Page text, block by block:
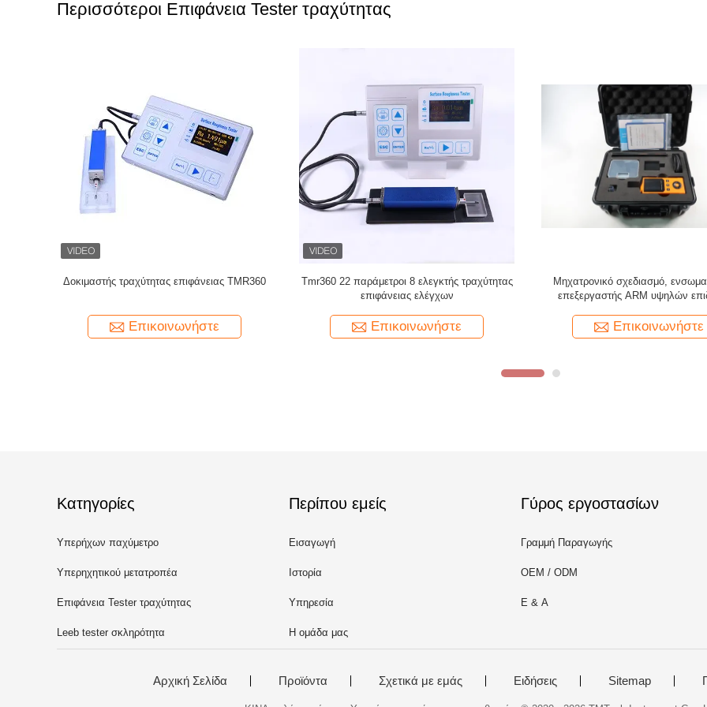
Περισσότεροι Επιφάνεια Tester τραχύτητας
Ra=5.84um Κλασικό τεστ ανθεκτικότητας
Επικοινωνήστε
TR220 Μέτρο τραχύτητας επιφάνειας/Μέτρο
προφίλ επιφάνειας/Τραχύτητα επιφάνειας
Επικοινωνήστε
Σύνθετο σύνολο προτύπων
τραχύτητας επιφάνειας
Επικοινωνήστε
Κατηγορίες
Υπερήχων παχύμετρο
Υπερηχητικού μετατροπέα
Επιφάνεια Tester τραχύτητας
Leeb tester σκληρότητα
Περίπου εμείς
Εισαγωγή
Ιστορία
Υπηρεσία
Η ομάδα μας
Γύρος εργοστασίων
Γραμμή Παραγωγής
OEM / ODM
Ε & Α
Αρχική Σελίδα Προϊόντα Σχετικά με εμάς Ειδήσεις Sitemap